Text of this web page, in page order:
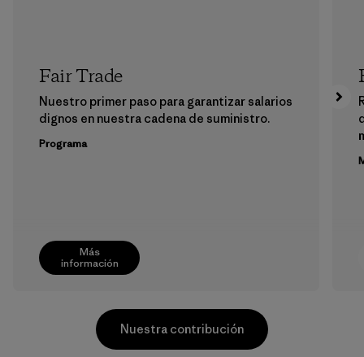
Más
información
Fair Trade
Nuestro primer paso para garantizar salarios
dignos en nuestra cadena de suministro.
Programa
Nuestra contribución